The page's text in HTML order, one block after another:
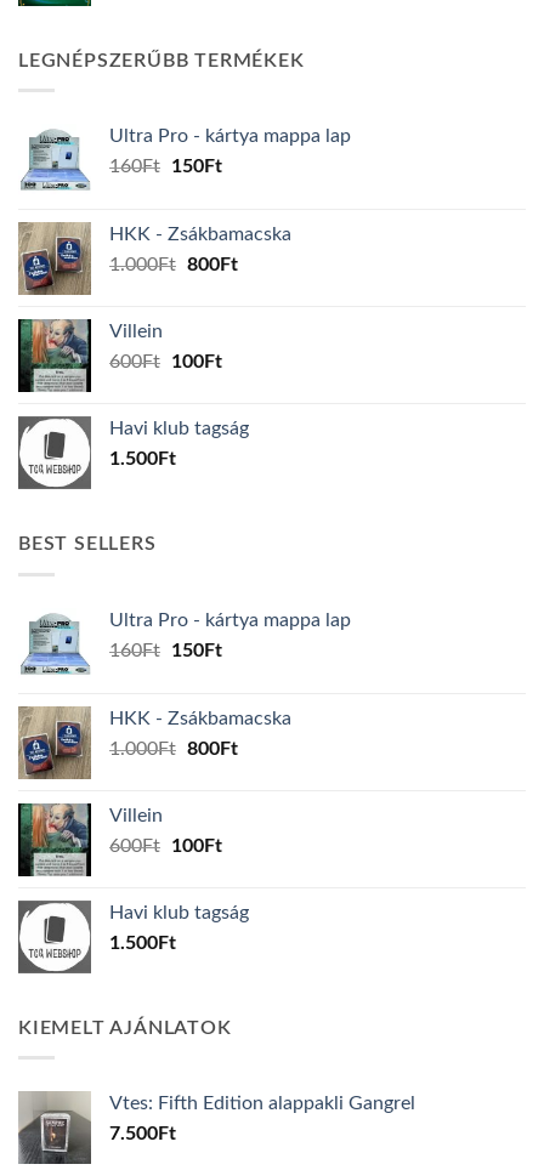
LEGNÉPSZERŰBB TERMÉKEK
Ultra Pro - kártya mappa lap
160Ft
Original
160Ft.
150FtCurrent
150Ft.
HKK - Zsákbamacska
1.000Ft Original
800FtCurrent
Villein
600Ft
Original
600Ft.
100FtCurrent
100Ft.
Havi klub tagság
1.500Ft
BEST SELLERS
Ultra Pro - kártya mappa lap
160Ft
Original
160Ft.
150FtCurrent
150Ft.
HKK - Zsákbamacska
1.000Ft Original
800FtCurrent
Villein
600Ft
Original
600Ft.
100FtCurrent
100Ft.
Havi klub tagság
1.500Ft
KIEMELT AJÁNLATOK
Vtes: Fifth Edition alappakli Gangrel
7.500Ft